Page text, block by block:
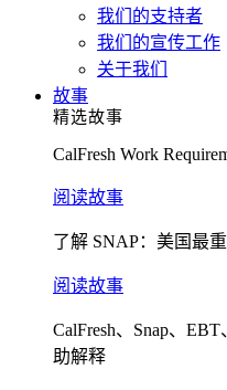
我们的支持者
我们的宣传工作
关于我们
故事
精选故事
CalFresh Work
阅读故事
了解 SNAP：美国最
阅读故事
CalFresh、Snap、
助解释